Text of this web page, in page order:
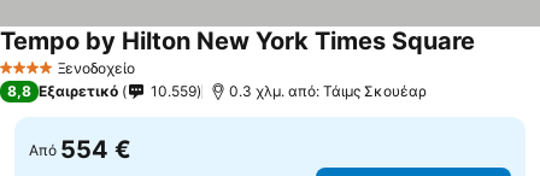
4 ΑστέριαΞενοδοχείο
Tempo by Hilton New York Times Square
8,8 Εξαιρετικό 10.559 0.3 χλμ. από: Τάιμς Σκουέαρ
Από 554 €